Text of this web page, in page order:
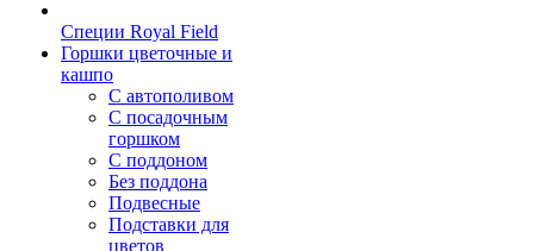
Специи Royal Field
Горшки цветочные и
кашпо
С автополивом
С посадочным
горшком
С поддоном
Без поддона
Подвесные
Подставки для
цветов